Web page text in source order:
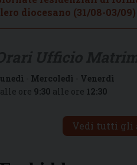
diocesano (31/08-03/09)
- Mercoledì - Venerdì
ore 9:30 alle ore 12:30
Vedi tutti gli